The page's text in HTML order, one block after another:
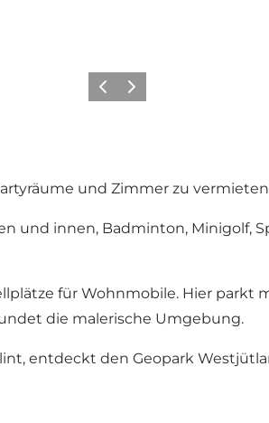
ZurückWeiter
und Zimmer zu
und innen, Badminton, Minigolf,
für Wohnmobile. Hier parkt
die malerische Umgebung.
entdeckt den Geopark